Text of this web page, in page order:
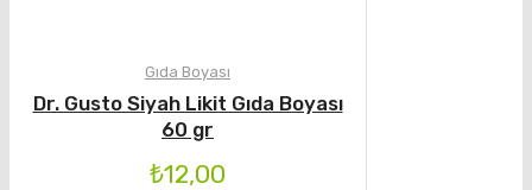
Gıda Boyası
Dr. Gusto Siyah Likit Gıda Boyası
60 gr
₺12,00